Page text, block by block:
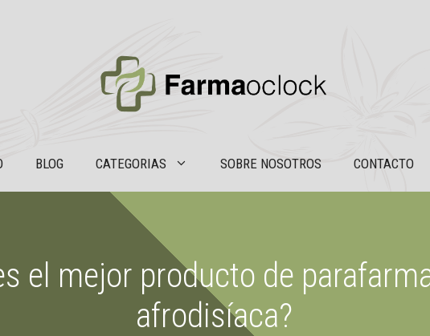
BLOG CATEGORIAS SOBRE NOSOTROS CONTACTO
el mejor producto de
afrodisíaca?